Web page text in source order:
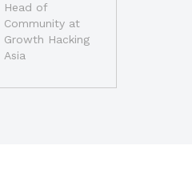
Head of
Community at
Growth Hacking
Asia